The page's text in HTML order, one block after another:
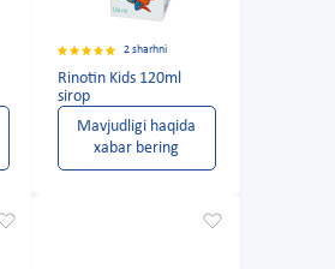
2 sharhni
Rinotin Kids 120ml
sirop
Mavjudligi haqida
xabar bering